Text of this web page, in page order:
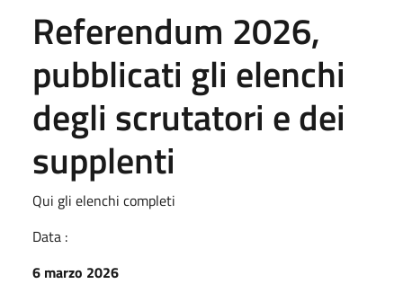
Referendum 2026,
pubblicati gli elenchi
degli scrutatori e dei
supplenti
Qui gli elenchi completi
Data :
6 marzo 2026